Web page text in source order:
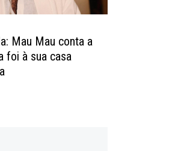
Mau Mau conta a
foi à sua casa